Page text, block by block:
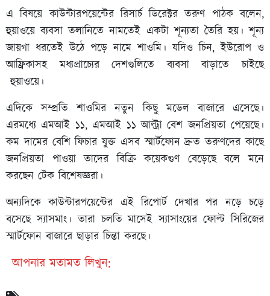
এ বিষয়ে কাউন্টারপয়েন্টের রিসার্চ ডিরেক্টর তরুণ পাঠক বলেন,
হুয়াওয়ে ব্যবসা তলানিতে নামতেই একটা শূন্যতা তৈরি হয়। শূন্য
জায়গা ধরতেই উঠে পড়ে নামে শাওমি। যদিও চিন, ইউরোপ ও
আফ্রিকাসহ মধ্যপ্রাচ্যের দেশগুলিতে ব্যবসা বাড়াতে চাইছে
হুয়াওয়ে।
এদিকে সম্প্রতি শাওমির নতুন কিছু মডেল বাজারে এসেছে।
এরমধ্যে এমআই ১১, এমআই ১১ আল্ট্রা বেশ জনপ্রিয়তা পেয়েছে।
কম দামের বেশি ফিচার যুক্ত এসব স্মার্টফোন দ্রুত তরুণদের কাছে
জনপ্রিয়তা পাওয়া তাদের বিক্রি কয়েকগুণ বেড়েছে বলে মনে
করছেন টেক বিশেষজ্ঞরা।
অন্যদিকে কাউন্টারপয়েন্টের এই রিপোর্ট দেখার পর নড়ে চড়ে
বসেছে স্যাসমাং। তারা চলতি মাসেই স্যাসাংয়ের ফোল্ট সিরিজের
স্মার্টফোন বাজারে ছাড়ার চিন্তা করছে।
আপনার মতামত লিখুন: